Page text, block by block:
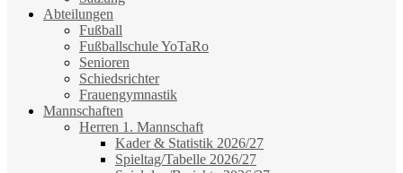
Abteilungen
Fußball
Fußballschule YoTaRo
Senioren
Schiedsrichter
Frauengymnastik
Mannschaften
Herren 1. Mannschaft
Kader & Statistik 2026/27
Spieltag/Tabelle 2026/27